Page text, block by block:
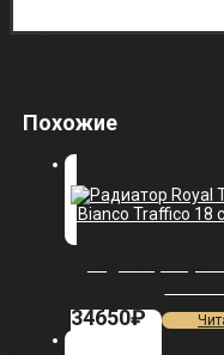
Похожие
34650₽